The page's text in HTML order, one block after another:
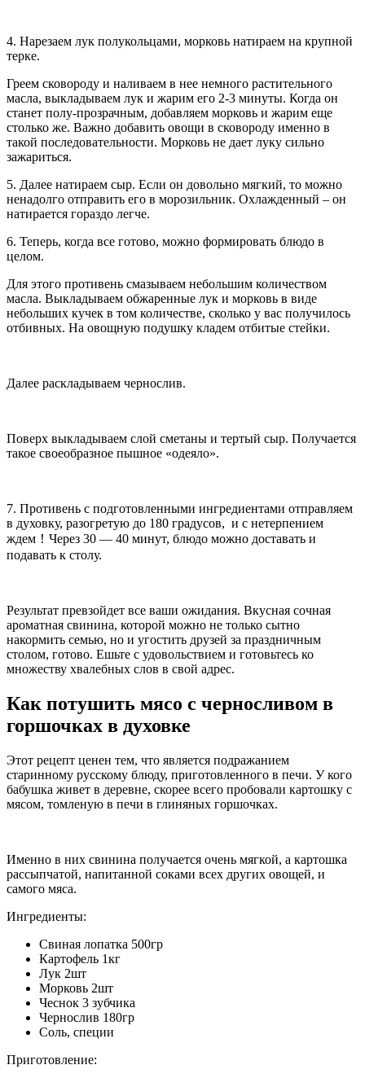
4. Нарезаем лук полукольцами, морковь натираем на крупной
терке.
Греем сковороду и наливаем в нее немного растительного
масла, выкладываем лук и жарим его 2-3 минуты. Когда он
станет полу-прозрачным, добавляем морковь и жарим еще
столько же. Важно добавить овощи в сковороду именно в
такой последовательности. Морковь не дает луку сильно
зажариться.
5. Далее натираем сыр. Если он довольно мягкий, то можно
ненадолго отправить его в морозильник. Охлажденный – он
натирается гораздо легче.
6. Теперь, когда все готово, можно формировать блюдо в
целом.
Для этого противень смазываем небольшим количеством
масла. Выкладываем обжаренные лук и морковь в виде
небольших кучек в том количестве, сколько у вас получилось
отбивных. На овощную подушку кладем отбитые стейки.
Далее раскладываем чернослив.
Поверх выкладываем слой сметаны и тертый сыр. Получается
такое своеобразное пышное «одеяло».
7. Противень с подготовленными ингредиентами отправляем
в духовку, разогретую до 180 градусов, и с нетерпением
ждем！Через 30 — 40 минут, блюдо можно доставать и
подавать к столу.
Результат превзойдет все ваши ожидания. Вкусная сочная
ароматная свинина, которой можно не только сытно
накормить семью, но и угостить друзей за праздничным
столом, готово. Ешьте с удовольствием и готовьтесь ко
множеству хвалебных слов в свой адрес.
Как потушить мясо с черносливом в
горшочках в духовке
Этот рецепт ценен тем, что является подражанием
старинному русскому блюду, приготовленного в печи. У кого
бабушка живет в деревне, скорее всего пробовали картошку с
мясом, томленую в печи в глиняных горшочках.
Именно в них свинина получается очень мягкой, а картошка
рассыпчатой, напитанной соками всех других овощей, и
самого мяса.
Ингредиенты:
Свиная лопатка 500гр
Картофель 1кг
Лук 2шт
Морковь 2шт
Чеснок 3 зубчика
Чернослив 180гр
Соль, специи
Приготовление: